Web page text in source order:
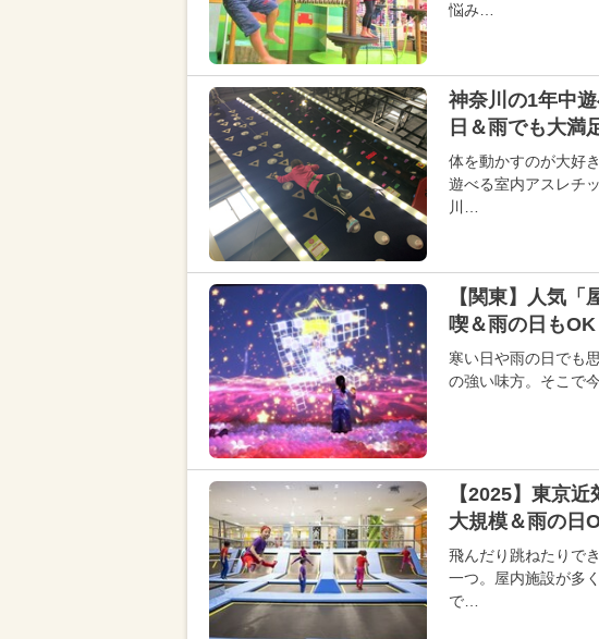
悩み…
神奈川の1年中
日＆雨でも大満
体を動かすのが大好
遊べる室内アスレチ
川…
【関東】人気
喫＆雨の日もOK
寒い日や雨の日でも
の強い味方。そこで
【2025】東京
大規模＆雨の日
飛んだり跳ねたりで
一つ。屋内施設が多
で…